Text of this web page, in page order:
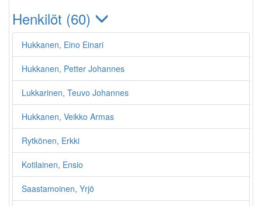
Henkilöt (60)
Hukkanen, Eino Einari
Hukkanen, Petter Johannes
Lukkarinen, Teuvo Johannes
Hukkanen, Veikko Armas
Rytkönen, Erkki
Kotilainen, Ensio
Saastamoinen, Yrjö